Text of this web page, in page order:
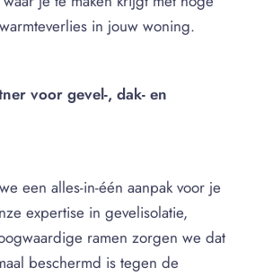
in jouw woning.
voor gevel-, dak- en
een alles-in-één aanpak voor je
expertise in gevelisolatie,
ramen zorgen we dat
beschermd is tegen de